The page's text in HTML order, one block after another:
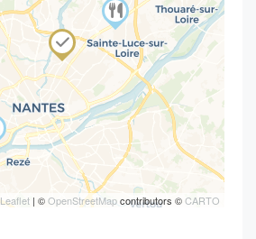
Leaflet | ©OpenStreetMapcontributors ©CARTO